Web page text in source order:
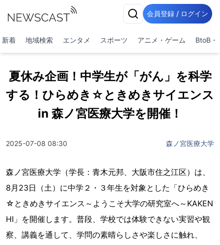
会員登録 / ログイン
新着 地域検索 エンタメ スポーツ アニメ・ゲーム BtoB・
夏休み企画！中学生が「がん」を科学
する！ひらめき☆ときめきサイエンス
in 森ノ宮医療大学を開催！
2025-07-08 08:30 森ノ宮医療大学
森ノ宮医療大学（学長：青木元邦、大阪市住之江区）は、
8月23日（土）に中学２・３年生を対象とした「ひらめき
☆ときめきサイエンス～ようこそ大学の研究室へ～KAKEN
HI」を開催します。普段、学校では体験できない実習や観
察、講義を通して、学問の素晴らしさや楽しさに触れ、